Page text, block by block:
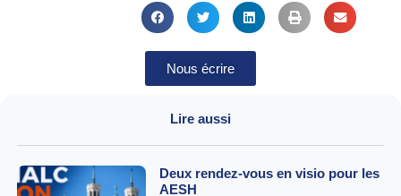
Nous écrire
Lire aussi
Deux rendez-vous en visio pour les
AESH